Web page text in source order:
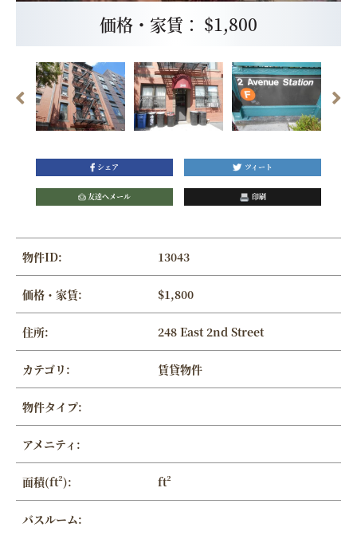
価格・家賃： $1,800
シェア ツィート
友達へメール 印刷
物件ID: 13043
価格・家賃: $1,800
住所: 248 East 2nd Street
カテゴリ: 賃貸物件
物件タイプ:
アメニティ:
面積(ft²): ft²
バスルーム: